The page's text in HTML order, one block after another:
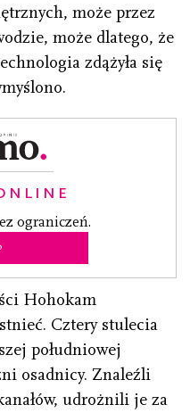
może przez
może dlatego, że
zdążyła się
ograniczeń.
Hohokam
Cztery stulecia
południowej
osadnicy. Znaleźli
udrożnili je za